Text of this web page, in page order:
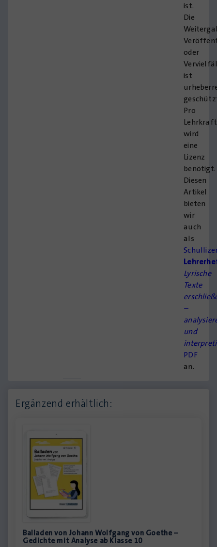
ist.
Die
oder
ist
Pro
Lehrkraft
wird
eine
Lizenz
benötigt.
Diesen
Artikel
bieten
wir
auch
als
Lyrische
Texte
–
und
PDF
an.
Ergänzend erhältlich:
Balladen von Johann Wolfgang von Goethe –
Gedichte mit Analyse ab Klasse 10